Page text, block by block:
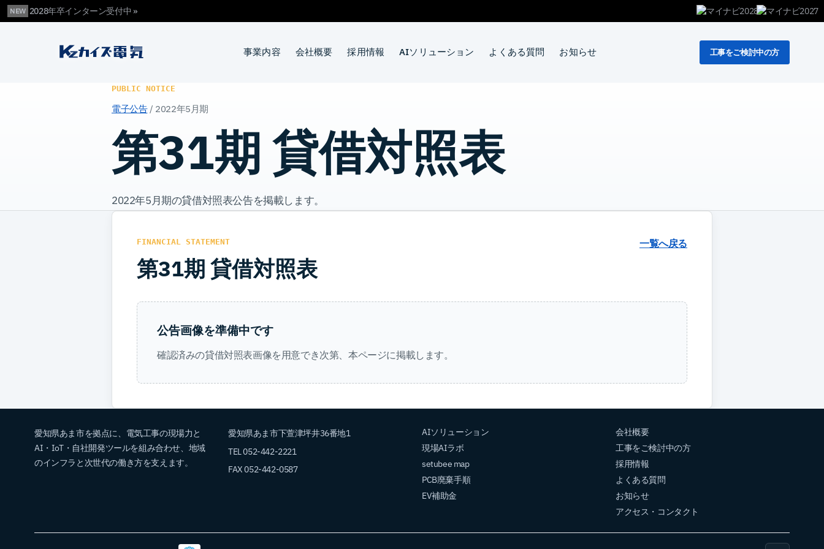
NEW 2028年卒インターン受付中 »
カイズ電気 事業内容 会社概要 採用情報 AIソリューション よくある質問 お知らせ 工事をご検討中の方
PUBLIC NOTICE
電子公告/ 2022年5月期
第31期 貸借対照表
2022年5月期の貸借対照表公告を掲載します。
FINANCIAL STATEMENT
第31期 貸借対照表
一覧へ戻る
公告画像を準備中です
確認済みの貸借対照表画像を用意でき次第、本ページに掲載します。
愛知県あま市を拠点に、電気工事の現場力と
AI・IoT・自社開発ツールを組み合わせ、地域
のインフラと次世代の働き方を支えます。
愛知県あま市下萱津坪井36番地1
TEL 052-442-2221
FAX 052-442-0587
AIソリューション
現場AIラボ
setubee map
PCB廃棄手順
EV補助金
会社概要
工事をご検討中の方
採用情報
よくある質問
お知らせ
アクセス・コンタクト